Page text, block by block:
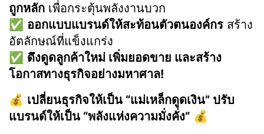
ถูกหลัก เพื่อกระตุ้นพลังงานบวก
✅ ออกแบบแบรนด์ให้สะท้อนตัวตนองค์กร สร้าง
อัตลักษณ์ที่แข็งแกร่ง
✅ ดึงดูดลูกค้าใหม่ เพิ่มยอดขาย และสร้าง
โอกาสทางธุรกิจอย่างมหาศาล!
💰 เปลี่ยนธุรกิจให้เป็น “แม่เหล็กดูดเงิน” ปรับ
แบรนด์ให้เป็น “พลังแห่งความมั่งคั่ง” 💰